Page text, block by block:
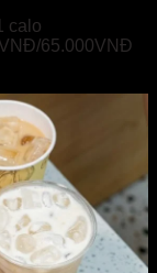
calo
65.000VNĐ